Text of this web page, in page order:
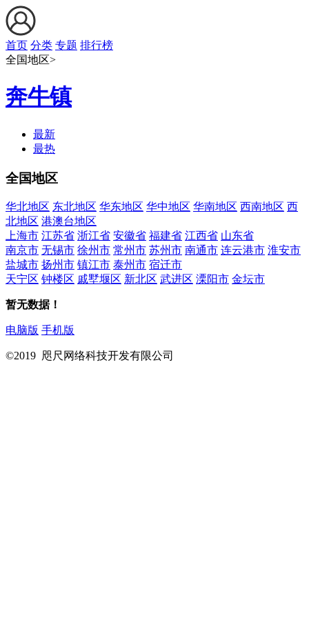
首页 分类 专题 排行榜
全国地区>
奔牛镇
最新
最热
全国地区
华北地区 东北地区 华东地区 华中地区 华南地区 西南地区 西
北地区 港澳台地区
上海市 江苏省 浙江省 安徽省 福建省 江西省 山东省
南京市 无锡市 徐州市 常州市 苏州市 南通市 连云港市 淮安市
盐城市 扬州市 镇江市 泰州市 宿迁市
天宁区 钟楼区 戚墅堰区 新北区 武进区 溧阳市 金坛市
暂无数据！
电脑版 手机版
©2019 咫尺网络科技开发有限公司